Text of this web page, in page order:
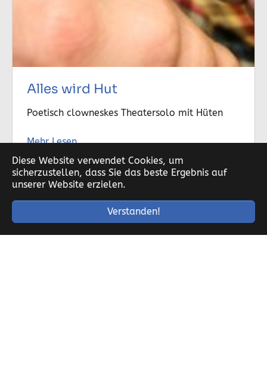
Diese Website verwendet Cookies, um
sicherzustellen, dass Sie das beste Ergebnis auf
unserer Website erzielen.
Verstanden!
Alles wird Hut
Poetisch clowneskes Theatersolo mit Hüten
Mehr Lesen